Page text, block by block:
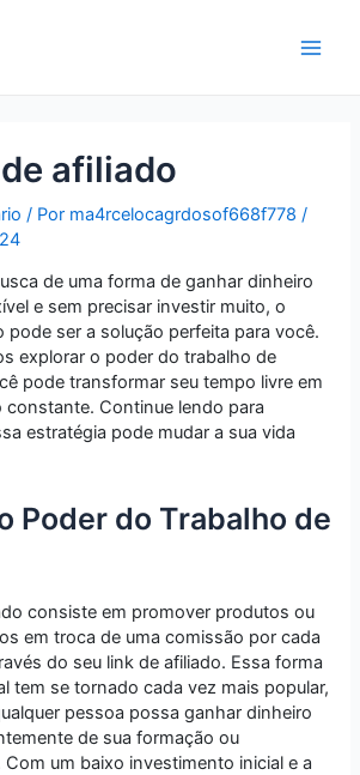
afiliado
/ Por ma4rcelocagrdosof668f778/
de uma forma de ganhar dinheiro
e sem precisar investir muito, o
pode ser a solução perfeita para você.
explorar o poder do trabalho de
pode transformar seu tempo livre em
constante. Continue lendo para
estratégia pode mudar a sua vida
Poder do Trabalho de
consiste em promover produtos ou
em troca de uma comissão por cada
do seu link de afiliado. Essa forma
tem se tornado cada vez mais popular,
pessoa possa ganhar dinheiro
de sua formação ou
Com um baixo investimento inicial e a